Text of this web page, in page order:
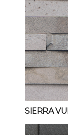
SIERRA